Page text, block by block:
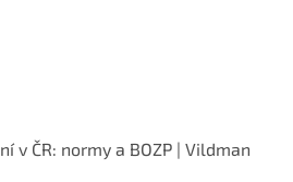
v ČR: normy a BOZP | Vildman